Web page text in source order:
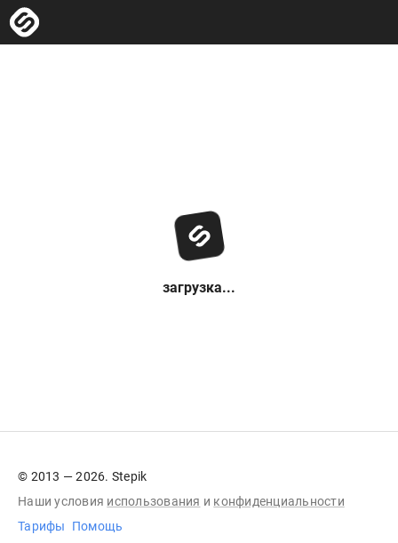
загрузка...
© 2013 — 2026. Stepik
Наши условия использования и конфиденциальности
Тарифы
Помощь